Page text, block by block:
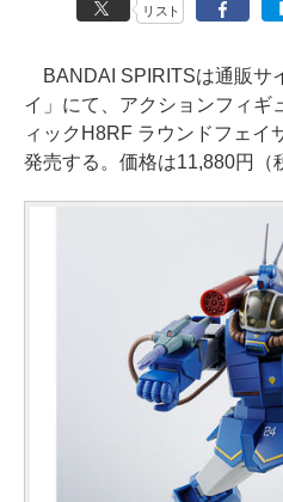
リスト
BANDAI SPIRITSは通販サ
イ」にて、アクションフィギ
ィックH8RF ラウンドフェイ
発売する。価格は11,880円（